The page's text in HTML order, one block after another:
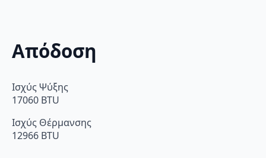
Απόδοση
Ισχύς Ψύξης
17060 BTU
Ισχύς Θέρμανσης
12966 BTU